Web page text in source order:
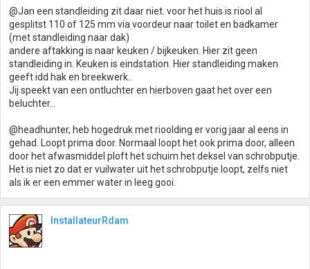
@Jan een standleiding zit daar niet. voor het huis is riool al
gesplitst 110 of 125 mm via voordeur naar toilet en badkamer
(met standleiding naar dak)
andere aftakking is naar keuken / bijkeuken. Hier zit geen
standleiding in. Keuken is eindstation. Hier standleiding maken
geeft idd hak en breekwerk..
Jij speekt van een ontluchter en hierboven gaat het over een
beluchter...
@headhunter, heb hogedruk met rioolding er vorig jaar al eens in
gehad. Loopt prima door. Normaal loopt het ook prima door, alleen
door het afwasmiddel ploft het schuim het deksel van schrobputje.
Het is niet zo dat er vuilwater uit het schrobputje loopt, zelfs niet
als ik er een emmer water in leeg gooi.
InstallateurRdam